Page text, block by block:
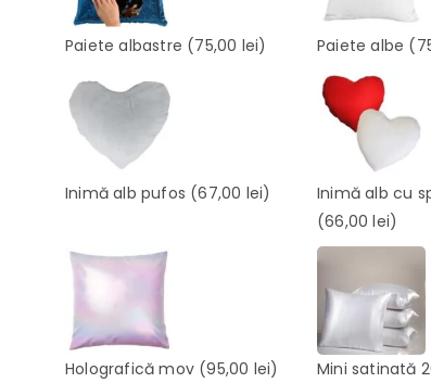
Paiete albastre (75,00 lei) Paiete albe
Inimă alb pufos (67,00 lei)
Inimă alb cu
(66,00 lei)
Holografică mov(95,00 lei)
Mini satinată